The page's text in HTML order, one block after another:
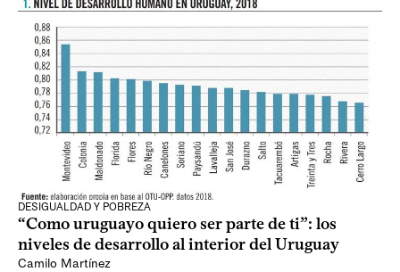
DESIGUALDAD Y POBREZA
“Como uruguayo quiero ser parte de ti”: los
niveles de desarrollo al interior del Uruguay
Camilo Martínez